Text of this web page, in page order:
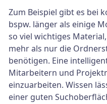
Zum Beispiel gibt es bei
bspw. länger als einige
so viel wichtiges
mehr als nur die
benötigen. Eine
Mitarbeitern und
einzuarbeiten. Wissen
einer guten